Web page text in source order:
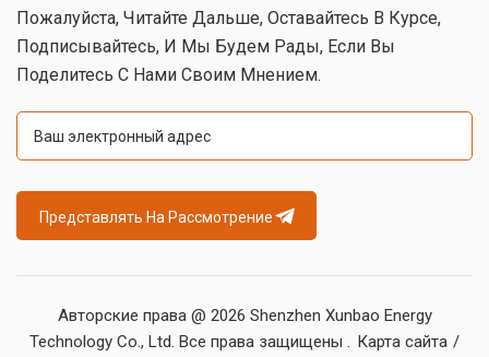
Пожалуйста, Читайте Дальше, Оставайтесь В Курсе,
Подписывайтесь, И Мы Будем Рады, Если Вы
Поделитесь С Нами Своим Мнением.
Представлять На Рассмотрение
Авторские права @ 2026 Shenzhen Xunbao Energy
Technology Co., Ltd. Все права защищены . Карта сайта /